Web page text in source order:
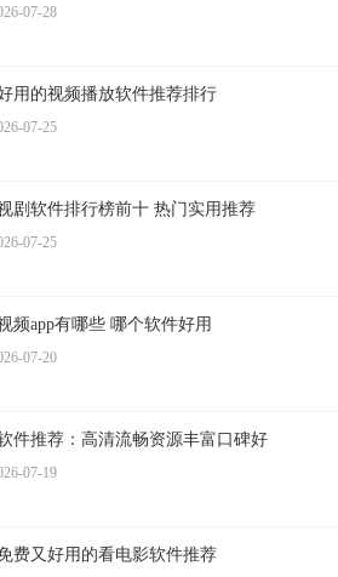
07-28
用的视频播放软件推荐排行
07-25
剧软件排行榜前十 热门实用推荐
07-25
频app有哪些 哪个软件好用
07-20
件推荐：高清流畅资源丰富口碑好
07-19
费又好用的看电影软件推荐